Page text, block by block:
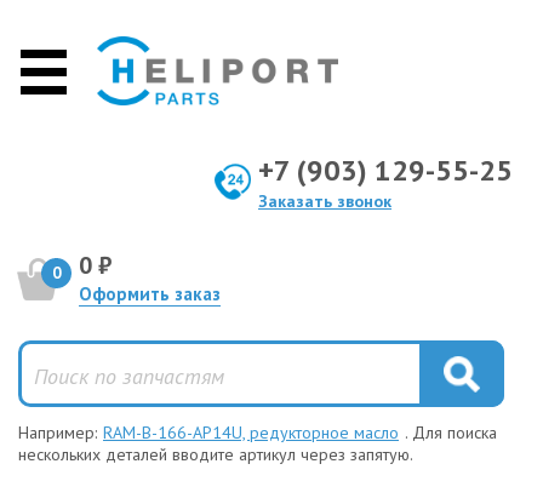
+7 (903) 129-55-25
Заказать звонок
0 0 ₽
Оформить заказ
Например: RAM-B-166-AP14U, редукторное масло . Для поиска
нескольких деталей вводите артикул через запятую.